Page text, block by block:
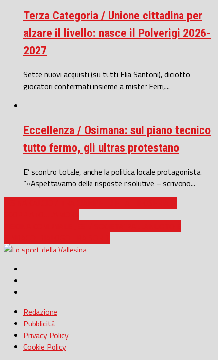
Terza Categoria / Unione cittadina per
alzare il livello: nasce il Polverigi 2026-
2027
Sette nuovi acquisti (su tutti Elia Santoni), diciotto
giocatori confermati insieme a mister Ferri,...
Eccellenza / Osimana: sul piano tecnico
tutto fermo, gli ultras protestano
E’ scontro totale, anche la politica locale protagonista.
“«Aspettavamo delle risposte risolutive – scrivono...
Redazione
Pubblicità
Privacy Policy
Cookie Policy